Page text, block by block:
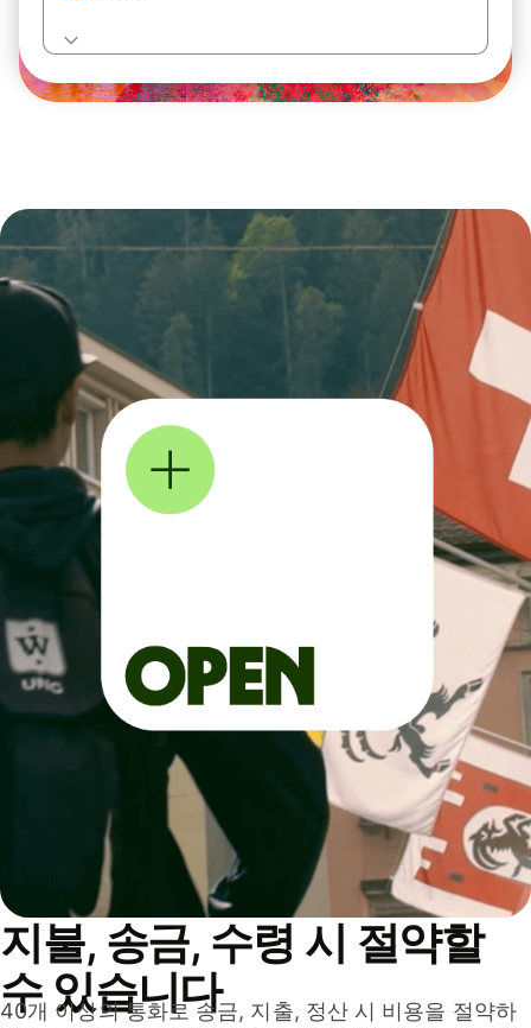
지불, 송금, 수령 시 절약할
수 있습니다
40개 이상의 통화로 송금, 지출, 정산 시 비용을 절약하